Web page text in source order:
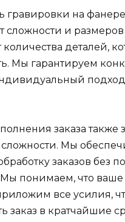
гравировки на
сложности и
количества деталей,
Мы гарантируем
заказа также
Мы
заказов без
Мы понимаем, что
все усилия,
заказ в кратчайшие